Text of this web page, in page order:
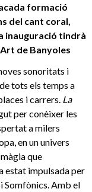
formació
del cant coral,
inauguració tindrà
de Banyoles
sonoritats i
tots els temps a
i carrers. La
per conèixer les
a milers
en un univers
que
estat impulsada per
Somfònics. Amb el